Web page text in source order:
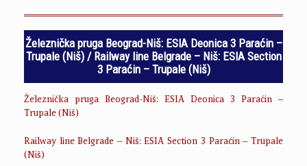
Železnička pruga Beograd-Niš: ESIA Deonica 3 Paraćin –
Trupale (Niš) / Railway line Belgrade – Niš: ESIA Section
3 Paraćin – Trupale (Niš)
Železnička pruga Beograd-Niš: ESIA Deonica 3 Paraćin –
Trupale (Niš)
Railway line Belgrade – Niš: ESIA Section 3 Paraćin – Trupale
(Niš)